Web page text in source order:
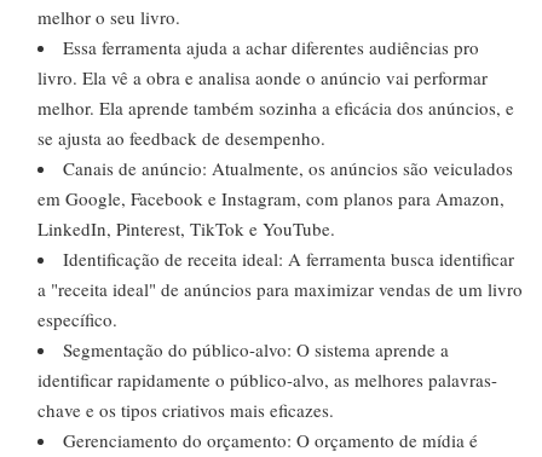
melhor o seu livro.
Essa ferramenta ajuda a achar diferentes audiências pro
livro. Ela vê a obra e analisa aonde o anúncio vai performar
melhor. Ela aprende também sozinha a eficácia dos anúncios, e
se ajusta ao feedback de desempenho.
Canais de anúncio: Atualmente, os anúncios são veiculados
em Google, Facebook e Instagram, com planos para Amazon,
LinkedIn, Pinterest, TikTok e YouTube.
Identificação de receita ideal: A ferramenta busca identificar
a "receita ideal" de anúncios para maximizar vendas de um livro
específico.
Segmentação do público-alvo: O sistema aprende a
identificar rapidamente o público-alvo, as melhores palavras-
chave e os tipos criativos mais eficazes.
Gerenciamento do orçamento: O orçamento de mídia é